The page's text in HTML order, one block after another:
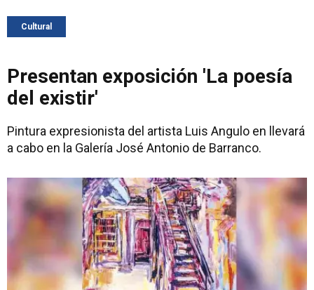
Cultural
Presentan exposición 'La poesía
del existir'
Pintura expresionista del artista Luis Angulo en llevará
a cabo en la Galería José Antonio de Barranco.